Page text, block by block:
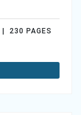
230 PAGES